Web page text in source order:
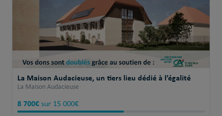
La Maison Audacieuse, un tiers lieu dédié à l’égalité
La Maison Audacieuse
8 700€sur 15 000€